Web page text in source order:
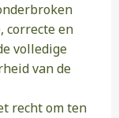
correcte en
volledige
van de
recht om ten